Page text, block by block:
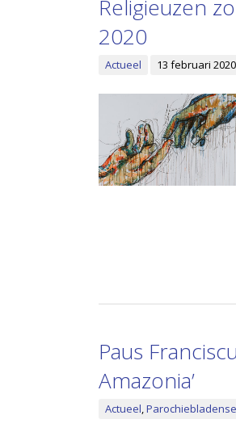
Religieuzen
2020
Actueel 13 februari 2020
Paus
Amazonia’
Actueel,